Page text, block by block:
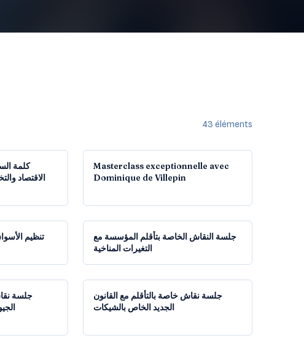
43 éléments
كلمة
Masterclass exceptionnelle avec
Dominique de Villepin
تنظيم
جلسة النقاش الخاصة بتأقلم المؤسسة مع
التغيرات المناخية
جلسة
جلسة نقاش خاصة بالتأقلم مع القانون
الجديد الخاص بالشيكات